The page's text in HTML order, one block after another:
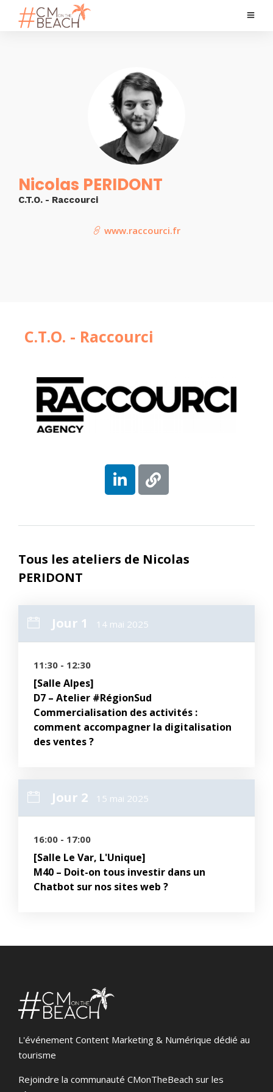
Nicolas PERIDONT
C.T.O. - Raccourci
www.raccourci.fr
C.T.O. - Raccourci
Tous les ateliers de Nicolas
PERIDONT
Jour 1 14 mai 2025
11:30 - 12:30
[Salle Alpes]
D7 – Atelier #RégionSud
Commercialisation des activités :
comment accompagner la digitalisation
des ventes ?
Jour 2 15 mai 2025
16:00 - 17:00
[Salle Le Var, L'Unique]
M40 – Doit-on tous investir dans un
Chatbot sur nos sites web ?
L'événement Content Marketing & Numérique dédié au
tourisme
Rejoindre la communauté CMonTheBeach sur les